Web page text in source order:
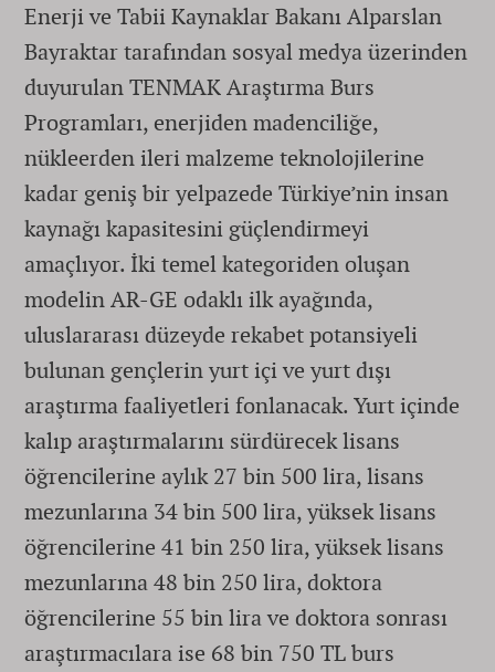
Enerji ve Tabii Kaynaklar Bakanı Alparslan
Bayraktar tarafından sosyal medya üzerinden
duyurulan TENMAK Araştırma Burs
Programları, enerjiden madenciliğe,
nükleerden ileri malzeme teknolojilerine
kadar geniş bir yelpazede Türkiye’nin insan
kaynağı kapasitesini güçlendirmeyi
amaçlıyor. İki temel kategoriden oluşan
modelin AR-GE odaklı ilk ayağında,
uluslararası düzeyde rekabet potansiyeli
bulunan gençlerin yurt içi ve yurt dışı
araştırma faaliyetleri fonlanacak. Yurt içinde
kalıp araştırmalarını sürdürecek lisans
öğrencilerine aylık 27 bin 500 lira, lisans
mezunlarına 34 bin 500 lira, yüksek lisans
öğrencilerine 41 bin 250 lira, yüksek lisans
mezunlarına 48 bin 250 lira, doktora
öğrencilerine 55 bin lira ve doktora sonrası
araştırmacılara ise 68 bin 750 TL burs